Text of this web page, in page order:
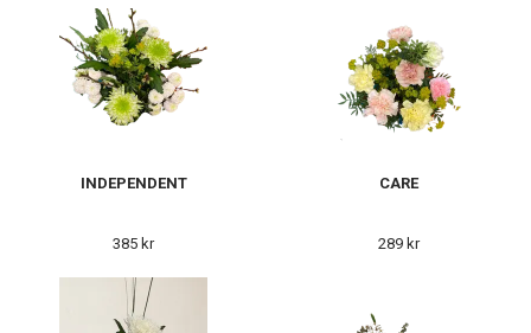
INDEPENDENT
385 kr
CARE
289 kr